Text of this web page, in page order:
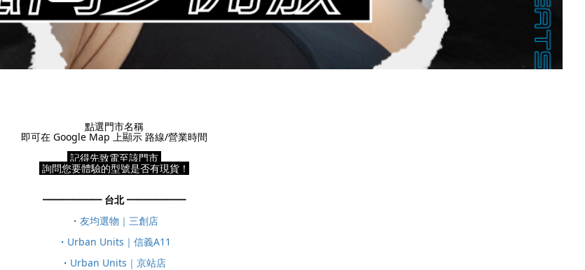
點選門市名稱
即可在 Google Map 上顯示 路線/營業時間
記得先致電至該門市
詢問您要體驗的型號是否有現貨！
━━━​​​━━━ 台北 ━━━​​​━━━
・ 友均選物｜三創店​
・ Urban Units｜信義A11
・ Urban Units｜京站店